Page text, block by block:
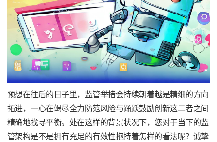
预想在往后的日子里，监管举措会持续朝着越是精细的方向
拓进，一心在竭尽全力防范风险与踊跃鼓励创新这二者之间
精确地找寻平衡。处在这样的背景状况下，您对于当下的监
管架构是不是拥有充足的有效性抱持着怎样的看法呢？诚挚